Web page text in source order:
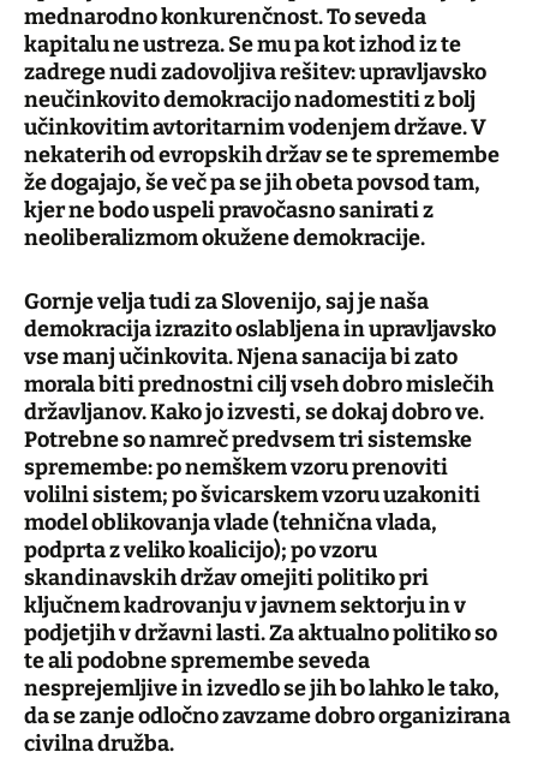
mednarodno konkurenčnost. To seveda
kapitalu ne ustreza. Se mu pa kot izhod iz te
zadrege nudi zadovoljiva rešitev: upravljavsko
neučinkovito demokracijo nadomestiti z bolj
učinkovitim avtoritarnim vodenjem države. V
nekaterih od evropskih držav se te spremembe
že dogajajo, še več pa se jih obeta povsod tam,
kjer ne bodo uspeli pravočasno sanirati z
neoliberalizmom okužene demokracije.
Gornje velja tudi za Slovenijo, saj je naša
demokracija izrazito oslabljena in upravljavsko
vse manj učinkovita. Njena sanacija bi zato
morala biti prednostni cilj vseh dobro mislečih
državljanov. Kako jo izvesti, se dokaj dobro ve.
Potrebne so namreč predvsem tri sistemske
spremembe: po nemškem vzoru prenoviti
volilni sistem; po švicarskem vzoru uzakoniti
model oblikovanja vlade (tehnična vlada,
podprta z veliko koalicijo); po vzoru
skandinavskih držav omejiti politiko pri
ključnem kadrovanju v javnem sektorju in v
podjetjih v državni lasti. Za aktualno politiko so
te ali podobne spremembe seveda
nesprejemljive in izvedlo se jih bo lahko le tako,
da se zanje odločno zavzame dobro organizirana
civilna družba.